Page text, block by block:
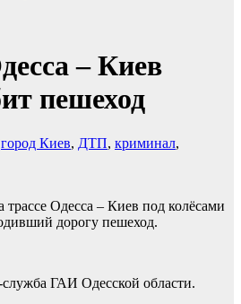
– Киев
пешеход
город Киев, ДТП, криминал,
трассе Одесса – Киев под колёсами
дорогу пешеход.
ГАИ Одесской области.